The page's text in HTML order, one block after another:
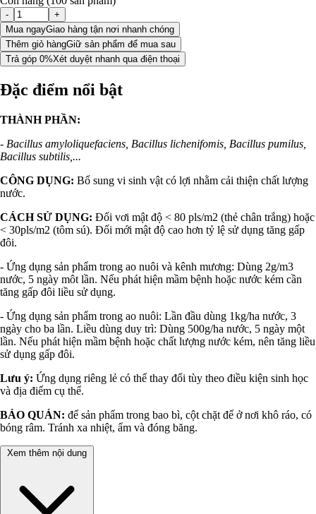
-
+
Mua ngayGiao hàng tận nơi nhanh chóng
Thêm giỏ hàngGiữ sản phẩm để mua sau
Trả góp 0%Xét duyệt nhanh qua điện thoại
Đặc điểm nổi bật
THÀNH PHẦN:
- Bacillus amyloliquefaciens, Bacillus lichenifomis, Bacillus pumilus,
Bacillus subtilis,...
CÔNG DỤNG: Bổ sung vi sinh vật có lợi nhằm cải thiện chất lượng
nước.
CÁCH SỬ DỤNG: Đối vơi mật độ < 80 pls/m2 (thẻ chân trắng) hoặc
< 30pls/m2 (tôm sú). Đối mới mật độ cao hơn tỷ lệ sử dụng tăng gấp
đôi.
- Ứng dụng sản phẩm trong ao nuôi và kênh mương: Dùng 2g/m3
nước, 5 ngày môt lần. Nếu phát hiện mầm bệnh hoặc nước kém cần
tăng gấp đôi liều sử dụng.
- Ứng dụng sản phẩm trong ao nuôi: Lần đầu dùng 1kg/ha nước, 3
ngày cho ba lần. Liều dùng duy trì: Dùng 500g/ha nước, 5 ngày một
lần. Nếu phát hiện mầm bệnh hoặc chất lượng nước kém, nên tăng liều
sử dụng gấp đôi.
Lưu ý: Ứng dụng riêng lẻ có thể thay đổi tùy theo điều kiện sinh học
và địa điểm cụ thể.
BẢO QUẢN: để sản phẩm trong bao bì, cột chặt để ở nơi khô ráo, có
bóng râm. Tránh xa nhiệt, ẩm và đóng băng.
Xem thêm nội dung